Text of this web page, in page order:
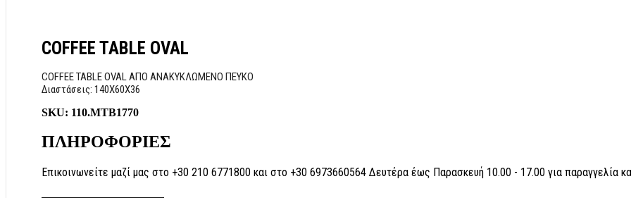
COFFEE TABLE OVAL
COFFEE TABLE OVAL ΑΠΟ ΑΝΑΚΥΚΛΩΜΕΝΟ ΠΕΥΚΟ
Διαστάσεις: 140Χ60Χ36
SKU: 110.MTB1770
ΠΛΗΡΟΦΟΡΙΕΣ
Επικοινωνείτε μαζί μας στο +30 210 6771800 και στο +30 6973660564 Δευτέρα έως Παρασκευή 10.00 - 17.00 για παραγγελία